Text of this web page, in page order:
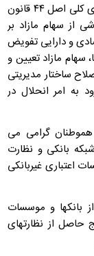
بر اساس ماده ۱ قانون اصلاح قانون اجرای سیاستهای کلی اصل ۴۴ قانون
از سهام مازاد بر
و دارایی تفویض
سهام مازاد تعیین و
ساختار مدیریتی
به امر انحلال در
گرامی می
بانکی و نظارت
اعتباری غیربانکی
بانکها و موسسات
حاصل از نظارتهای